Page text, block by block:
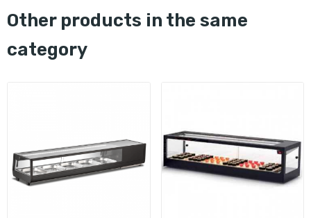
other products in the same
category